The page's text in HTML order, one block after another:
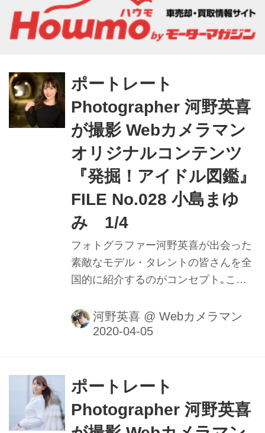
メる様子を堪能しよう。
ポートレート
Photographer 河野英喜
が撮影 Webカメラマン
オリジナルコンテンツ
『発掘！アイドル図鑑』
FILE No.028 小島まゆ
み 1/4
フォトグラファー河野英喜が出会った
素敵なモデル・タレントの皆さんを全
国的に紹介するのがコンセプト｡ここ
インダー内の様子を垣間見ることがで
きるのはもちろん､週替わりの撮影小
モデルの動きに合わせてフレームをキ
メる様子を堪能しよう。
河野英喜 @ Webカメラマン
ポートレート
Photographer 河野英喜